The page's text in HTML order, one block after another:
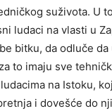
suživota. U
ludaci na vlasti u
bitku, da odluče da
to imaju sve
na Istoku,
i dovešće do